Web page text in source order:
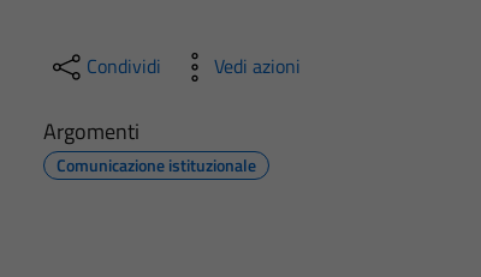
Condividi Vedi azioni
Argomenti
Comunicazione istituzionale